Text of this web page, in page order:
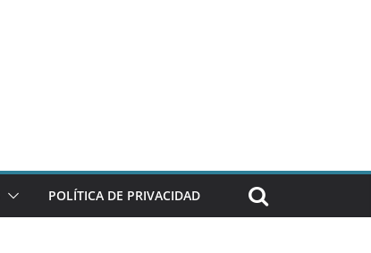
POLÍTICA DE PRIVACIDAD